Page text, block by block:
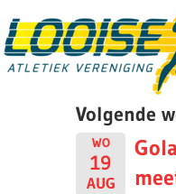
to
content
Volgende
WO
19
AUG